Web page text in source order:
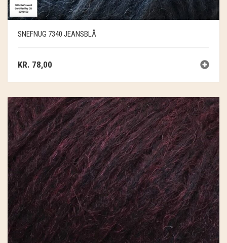
SNEFNUG 7340 JEANSBLÅ
KR. 78,00